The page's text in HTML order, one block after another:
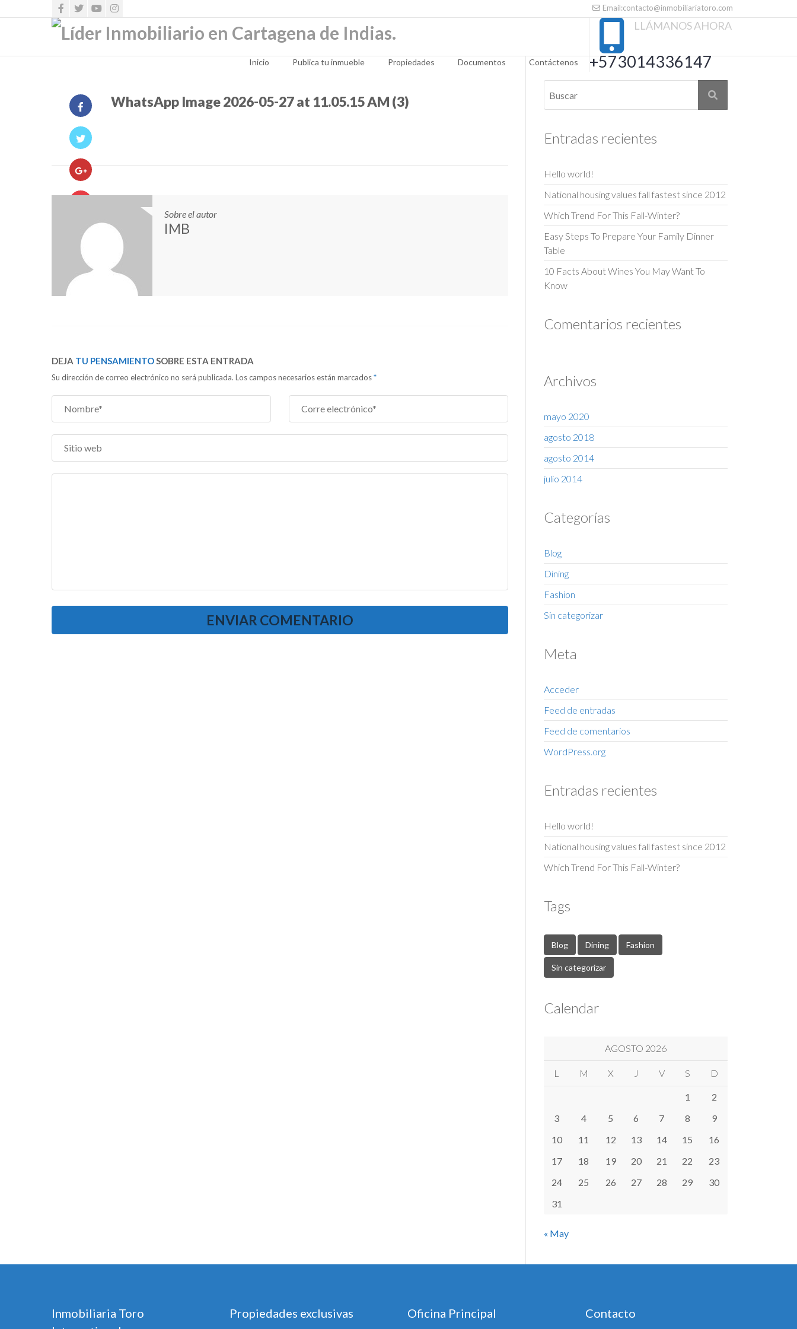
Email:contacto@inmobiliariatoro.com
LLÁMANOS AHORA
+573014336147
Inicio Publica tu inmueble Propiedades Documentos Contáctenos
WhatsApp Image 2026-05-27 at 11.05.15 AM (3)
Sobre el autor
IMB
DEJA TU PENSAMIENTOSOBRE ESTA ENTRADA
Su dirección de correo electrónico no será publicada. Los campos necesarios están marcados*
Entradas recientes
Hello world!
National housing values fall fastest since 2012
Which Trend For This Fall-Winter?
Easy Steps To Prepare Your Family Dinner
Table
10 Facts About Wines You May Want To
Know
Comentarios recientes
Archivos
mayo 2020
agosto 2018
agosto 2014
julio 2014
Categorías
Blog
Dining
Fashion
Sin categorizar
Meta
Acceder
Feed de entradas
Feed de comentarios
WordPress.org
Entradas recientes
Hello world!
National housing values fall fastest since 2012
Which Trend For This Fall-Winter?
Tags
Blog Dining Fashion
Sin categorizar
Calendar
AGOSTO 2026
L M X J V S D
1
2
3
4 5 6 7 8
9
10
11 12 13 14 15
16
17
18 19 20 21 22
23
24
25 26 27 28 29
30
31
« May
Inmobiliaria Toro
Propiedades exclusivas Oficina Principal Contacto